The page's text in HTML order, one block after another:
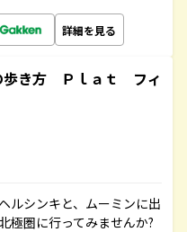
詳細を見る
き方 Ｐｌａｔ フィ
ルシンキと、ムーミンに出
極圏に行ってみませんか?